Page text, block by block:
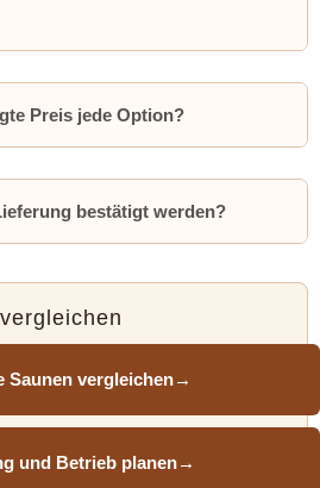
Preis jede Option?
bestätigt werden?
Saunen vergleichen→
und Betrieb planen→